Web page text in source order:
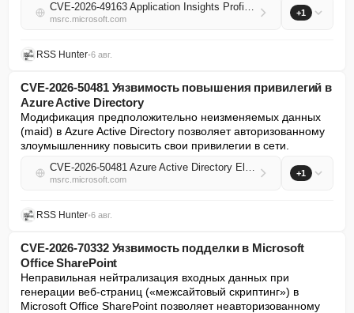
CVE-2026-49163 Application Insights Profiler Elevation of Privilege Vulnerability
msrc.microsoft.com
+1
RSS Hunter•6 авг.
CVE-2026-50481 Уязвимость повышения привилегий в
Azure Active Directory
Модификация предположительно неизменяемых данных
(maid) в Azure Active Directory позволяет авторизованному
злоумышленнику повысить свои привилегии в сети.
CVE-2026-50481 Azure Active Directory Elevation of Privilege Vulnerability
msrc.microsoft.com
+1
RSS Hunter•6 авг.
CVE-2026-70332 Уязвимость подделки в Microsoft
Office SharePoint
Неправильная нейтрализация входных данных при
генерации веб-страниц («межсайтовый скриптинг») в
Microsoft Office SharePoint позволяет неавторизованному